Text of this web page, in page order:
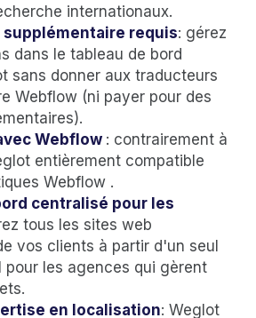
internationaux.
requis: gérez
dans le tableau de bord
sans donner aux traducteurs
Webflow (ni payer pour des
Webflow : contrairement à
entièrement compatible
Webflow .
centralisé pour les
tous les sites web
vos clients à partir d'un seul
pour les agences qui gèrent
en localisation: Weglot